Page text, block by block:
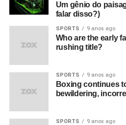
Um gênio do
falar disso?)
SPORTS 9 anos ago
Who are the early
rushing title?
SPORTS 9 anos ago
Boxing continues
bewildering,
SPORTS 9 anos ago